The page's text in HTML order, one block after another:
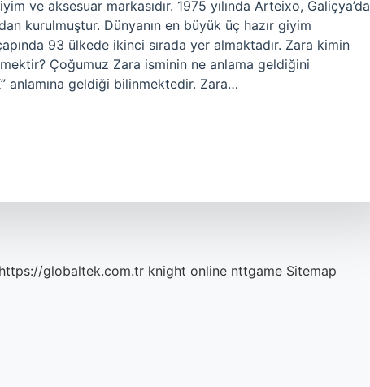
ve aksesuar markasıdır. 1975 yılında Arteixo, Galiçya’da
kurulmuştur. Dünyanın en büyük üç hazır giyim
93 ülkede ikinci sırada yer almaktadır. Zara kimin
Çoğumuz Zara isminin ne anlama geldiğini
anlamına geldiği bilinmektedir. Zara…
https://globaltek.com.tr knight online nttgame Sitemap